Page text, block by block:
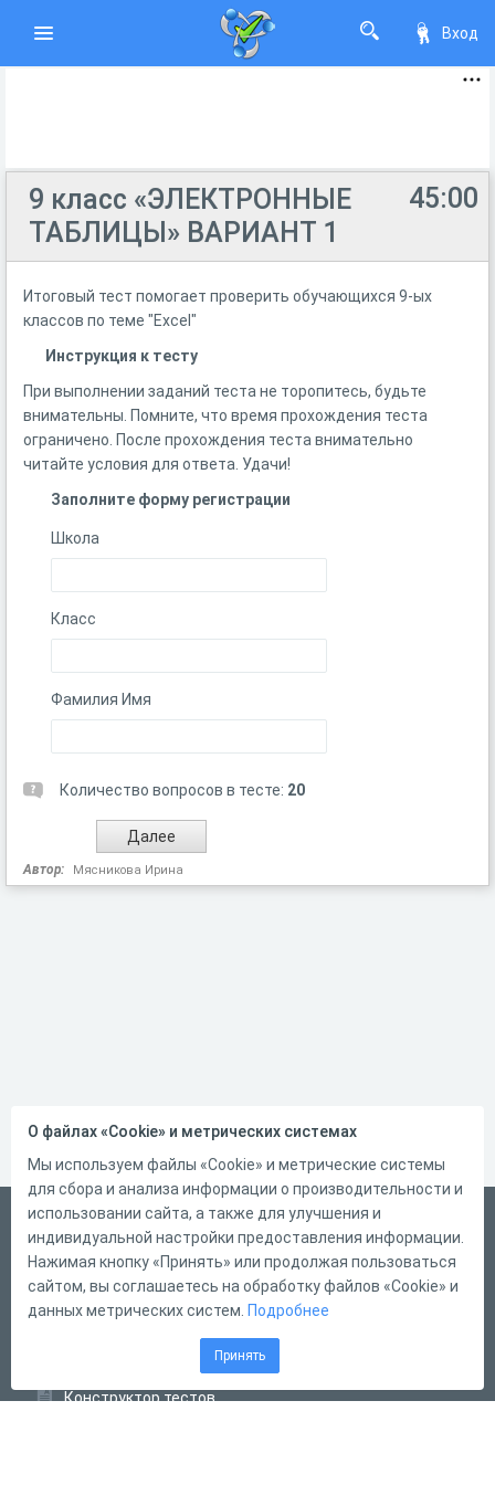
Вход
45:00
9 класс «ЭЛЕКТРОННЫЕ
ТАБЛИЦЫ» ВАРИАНТ 1
Итоговый тест помогает проверить обучающихся 9-ых
классов по теме "Excel"
Инструкция к тесту
При выполнении заданий теста не торопитесь, будьте
внимательны. Помните, что время прохождения теста
ограничено. После прохождения теста внимательно
читайте условия для ответа. Удачи!
Заполните форму регистрации
Школа
Класс
Фамилия Имя
Количество вопросов в тесте: 20
Автор: Мясникова Ирина
Русский
Справка
Форма обратной связи
Конструктор тестов
О файлах «Cookie» и метрических системах
Мы используем файлы «Cookie» и метрические системы
для сбора и анализа информации о производительности и
использовании сайта, а также для улучшения и
индивидуальной настройки предоставления информации.
Нажимая кнопку «Принять» или продолжая пользоваться
сайтом, вы соглашаетесь на обработку файлов «Cookie» и
данных метрических систем. Подробнее
Принять